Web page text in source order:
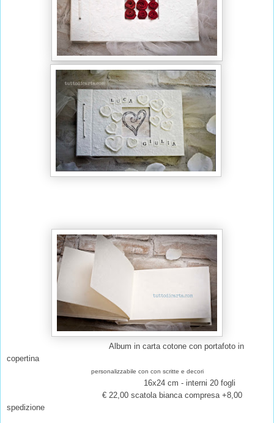
Album in carta cotone con portafoto in
copertina
personalizzabile con con scritte e decori
16x24 cm - interni 20 fogli
€ 22,00 scatola bianca compresa +8,00
spedizione